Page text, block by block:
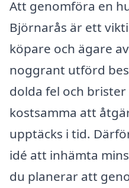
Att genomföra en
Björnarås är ett
köpare och ägare
noggrant utförd
dolda fel och brister
kostsamma att
upptäcks i tid.
idé att inhämta
du planerar att